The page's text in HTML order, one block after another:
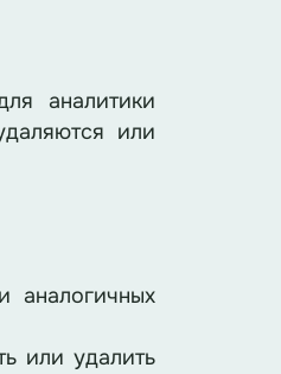
аналитики
или
аналогичных
или удалить